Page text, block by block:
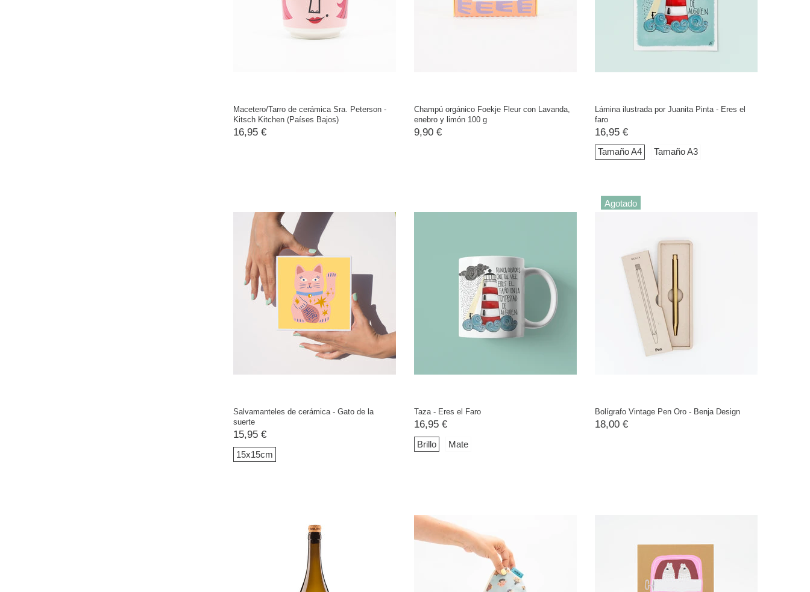
Macetero/Tarro de cerámica Sra. Peterson -
Kitsch Kitchen (Países Bajos)
16,95 €
Champú orgánico Foekje Fleur con Lavanda,
enebro y limón 100 g
9,90 €
Lámina ilustrada por Juanita Pinta - Eres el
faro
16,95 €
Tamaño A4 Tamaño A3
Salvamanteles de cerámica - Gato de la
suerte
15,95 €
15x15cm
Taza - Eres el Faro
16,95 €
Brillo Mate
Agotado
Bolígrafo Vintage Pen Oro - Benja Design
18,00 €